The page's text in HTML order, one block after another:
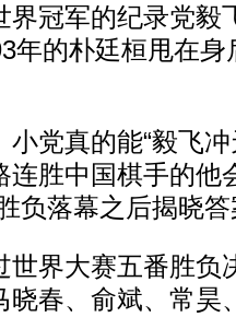
界冠军的纪录党毅
年的朴廷桓甩在
真的能“毅飞冲
胜中国棋手的他
负落幕之后揭晓
界大赛五番胜负
晓春、俞斌、常昊